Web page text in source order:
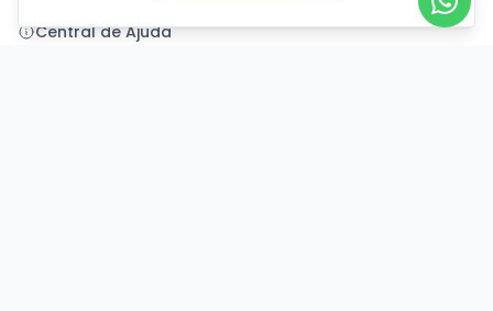
Central de Ajuda